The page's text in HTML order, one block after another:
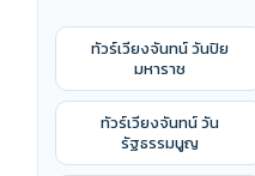
ทัวร์เวียงจันทน์ วันปิย
มหาราช
ทัวร์เวียงจันทน์ วัน
รัฐธรรมนูญ